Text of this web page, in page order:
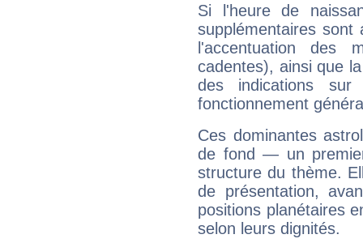
Si l'heure de
supplémentaires sont
l'accentuation des
cadentes), ainsi que
des indications sur
fonctionnement
Ces dominantes
de fond — un
structure du thème.
de présentation,
positions planétaires
selon leurs dignités.